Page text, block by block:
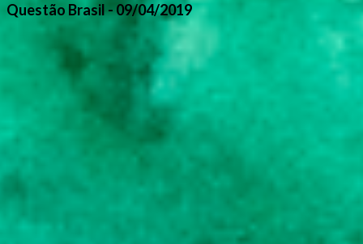
Questão Brasil - 09/04/2019